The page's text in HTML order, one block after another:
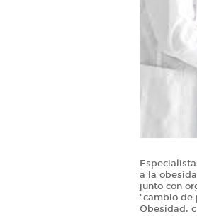
a la
junto con
"cambio de
Obesidad,